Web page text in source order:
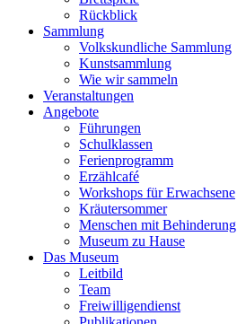
Rückblick
Sammlung
Volkskundliche Sammlung
Kunstsammlung
Wie wir sammeln
Veranstaltungen
Angebote
Führungen
Schulklassen
Ferienprogramm
Erzählcafé
Workshops für Erwachsene
Kräutersommer
Menschen mit Behinderung
Museum zu Hause
Das Museum
Leitbild
Team
Freiwilligendienst